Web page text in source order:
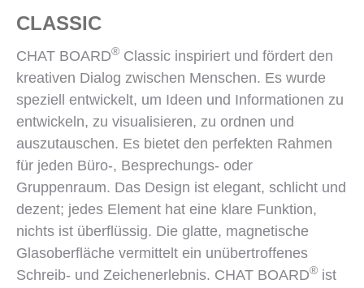
CLASSIC
CHAT BOARD® Classic inspiriert und fördert den
kreativen Dialog zwischen Menschen. Es wurde
speziell entwickelt, um Ideen und Informationen zu
entwickeln, zu visualisieren, zu ordnen und
auszutauschen. Es bietet den perfekten Rahmen
für jeden Büro-, Besprechungs- oder
Gruppenraum. Das Design ist elegant, schlicht und
dezent; jedes Element hat eine klare Funktion,
nichts ist überflüssig. Die glatte, magnetische
Glasoberfläche vermittelt ein unübertroffenes
Schreib- und Zeichenerlebnis. CHAT BOARD® ist